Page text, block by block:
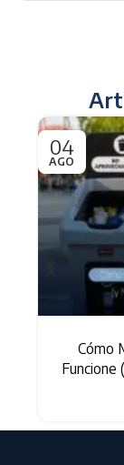
04
AGO
Cómo
Funcione